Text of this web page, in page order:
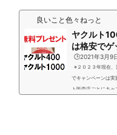
良いこと色々ねっと
ヤクルト
は格安でゲ
🕒️2021年3月9
※２０２３年現在
でキャンペーンは
ト販売店ごとにキ